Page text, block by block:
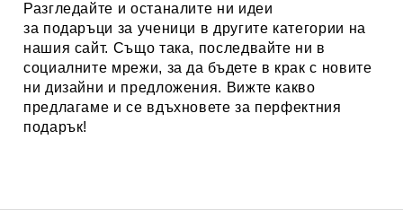
Разгледайте и останалите ни идеи
за подаръци за ученици в другите категории на
нашия сайт. Също така, последвайте ни в
социалните мрежи, за да бъдете в крак с новите
ни дизайни и предложения. Вижте какво
предлагаме и се вдъхновете за перфектния
подарък!